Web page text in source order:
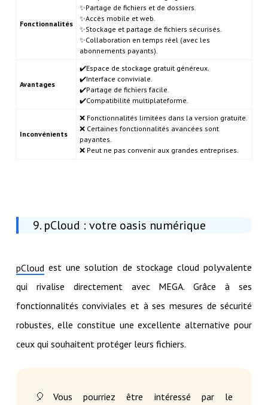
Fonctionnalités
✨Partage de fichiers et de dossiers.
✨Accès mobile et web.
✨Stockage et partage de fichiers sécurisés.
✨Collaboration en temps réel (avec les
abonnements payants).
Avantages
✔️Espace de stockage gratuit généreux.
✔️Interface conviviale.
✔️Partage de fichiers facile.
✔️Compatibilité multiplateforme.
Inconvénients
❌ Fonctionnalités limitées dans la version gratuite.
❌ Certaines fonctionnalités avancées sont
payantes.
❌ Peut ne pas convenir aux grandes entreprises.
9. pCloud : votre oasis numérique
pCloud est une solution de stockage cloud polyvalente
qui rivalise directement avec MEGA. Grâce à ses
fonctionnalités conviviales et à ses mesures de sécurité
robustes, elle constitue une excellente alternative pour
ceux qui souhaitent protéger leurs fichiers.
🎈Vous pourriez être intéressé par le